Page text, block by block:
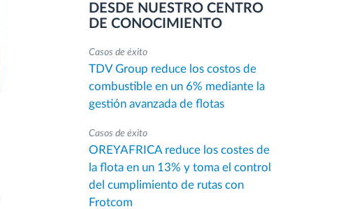
DESDE NUESTRO CENTRO
DE CONOCIMIENTO
Casos de éxito
TDV Group reduce los costos de
combustible en un 6% mediante la
gestión avanzada de flotas
Casos de éxito
OREYAFRICA reduce los costes de
la flota en un 13% y toma el control
del cumplimiento de rutas con
Frotcom